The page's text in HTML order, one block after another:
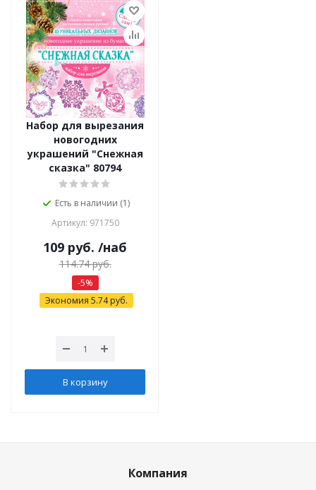
Набор для вырезания
новогодних
украшений "Снежная
сказка" 80794
Есть в наличии (1)
Артикул: 971750
109 руб. /наб
114.74руб.
-5%
Экономия 5.74руб.
В корзину
Компания